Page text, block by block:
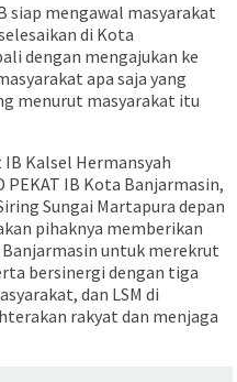
siap mengawal masyarakat
di Kota
dengan mengajukan ke
apa saja yang
menurut masyarakat itu
Kalsel Hermansyah
IB Kota Banjarmasin,
Sungai Martapura depan
pihaknya memberikan
untuk merekrut
bersinergi dengan tiga
dan LSM di
rakyat dan menjaga